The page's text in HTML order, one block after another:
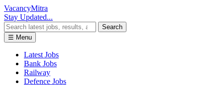
VacancyMitra
Stay Updated...
Search
☰ Menu
Latest Jobs
Bank Jobs
Railway
Defence Jobs